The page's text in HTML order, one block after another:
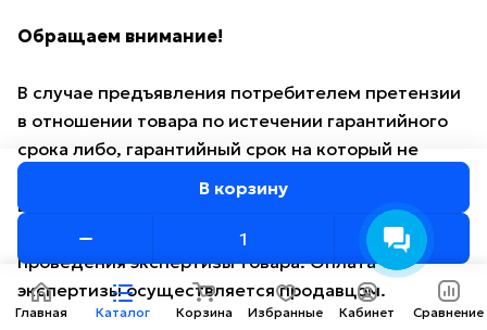
Здравствуйте! Готов
помочь вам. Напишите мне,
вопросы.
В корзину
Обращаем внимание!
В случае предъявления потребителем претензии
в отношении товара по истечении гарантийного
срока либо, гарантийный срок на который не
установлен, ответственность по доказыванию
возлагается на потребителя: он должен подать
заявление в экспертную организацию для
проведения экспертизы товара. Оплата
экспертизы осуществляется продавцом.